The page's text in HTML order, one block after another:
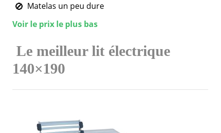
Matelas un peu dure
Voir le prix le plus bas
Le meilleur lit électrique
140×190